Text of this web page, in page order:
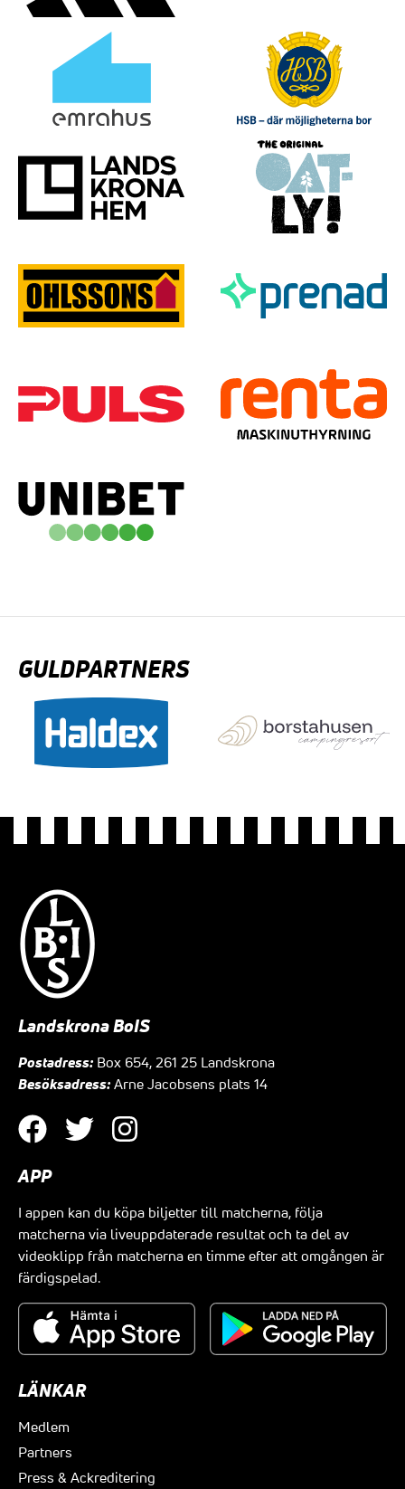
GULDPARTNERS
Landskrona BoIS
Postadress: Box 654, 261 25 Landskrona
Besöksadress: Arne Jacobsens plats 14
APP
I appen kan du köpa biljetter till matcherna, följa
matcherna via liveuppdaterade resultat och ta del av
videoklipp från matcherna en timme efter att omgången är
färdigspelad.
LÄNKAR
Medlem
Partners
Press & Ackreditering